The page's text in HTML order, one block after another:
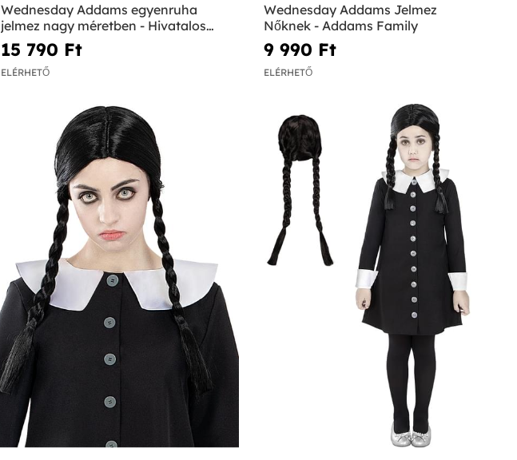
Wednesday Addams egyenruha
jelmez nagy méretben - Hivatalos
Netflix
15 790 Ft‎
ELÉRHETŐ
Wednesday Addams Jelmez
Nőknek - Addams Family
9 990 Ft‎
ELÉRHETŐ